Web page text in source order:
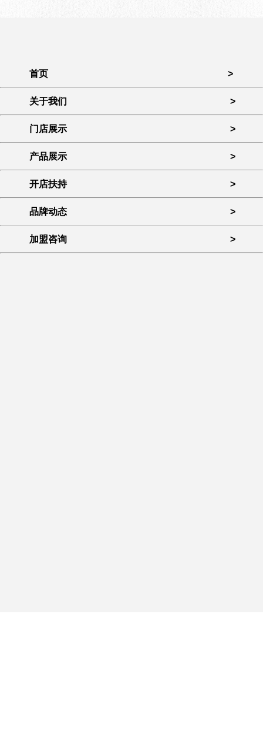
首页 >
关于我们 >
门店展示 >
产品展示 >
开店扶持 >
品牌动态 >
加盟咨询 >